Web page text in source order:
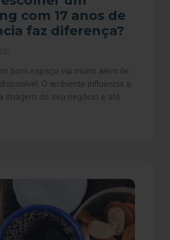
com 17 anos de
faz diferença?
bom espaço vai muito além de
O ambiente influencia a
imagem do seu negócio e até